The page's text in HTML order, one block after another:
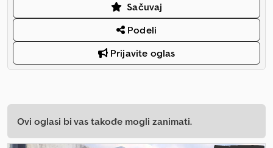
Sačuvaj
Podeli
Prijavite oglas
Ovi oglasi bi vas takođe mogli zanimati.